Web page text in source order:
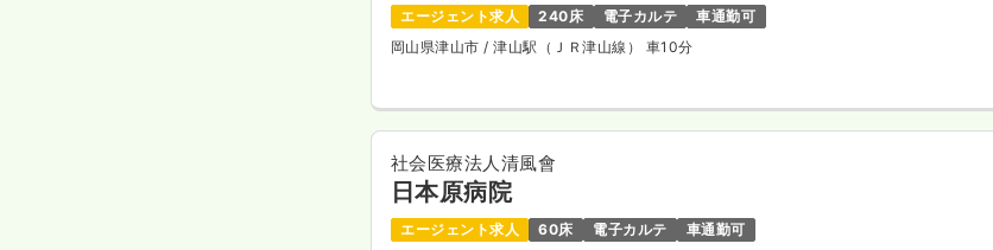
エージェント求人 240床 電子カルテ
車通勤可
岡山県津山市/ 津山駅（ＪＲ津山線） 車10分
社会医療法人清風會
日本原病院
エージェント求人 60床 電子カルテ
車通勤可